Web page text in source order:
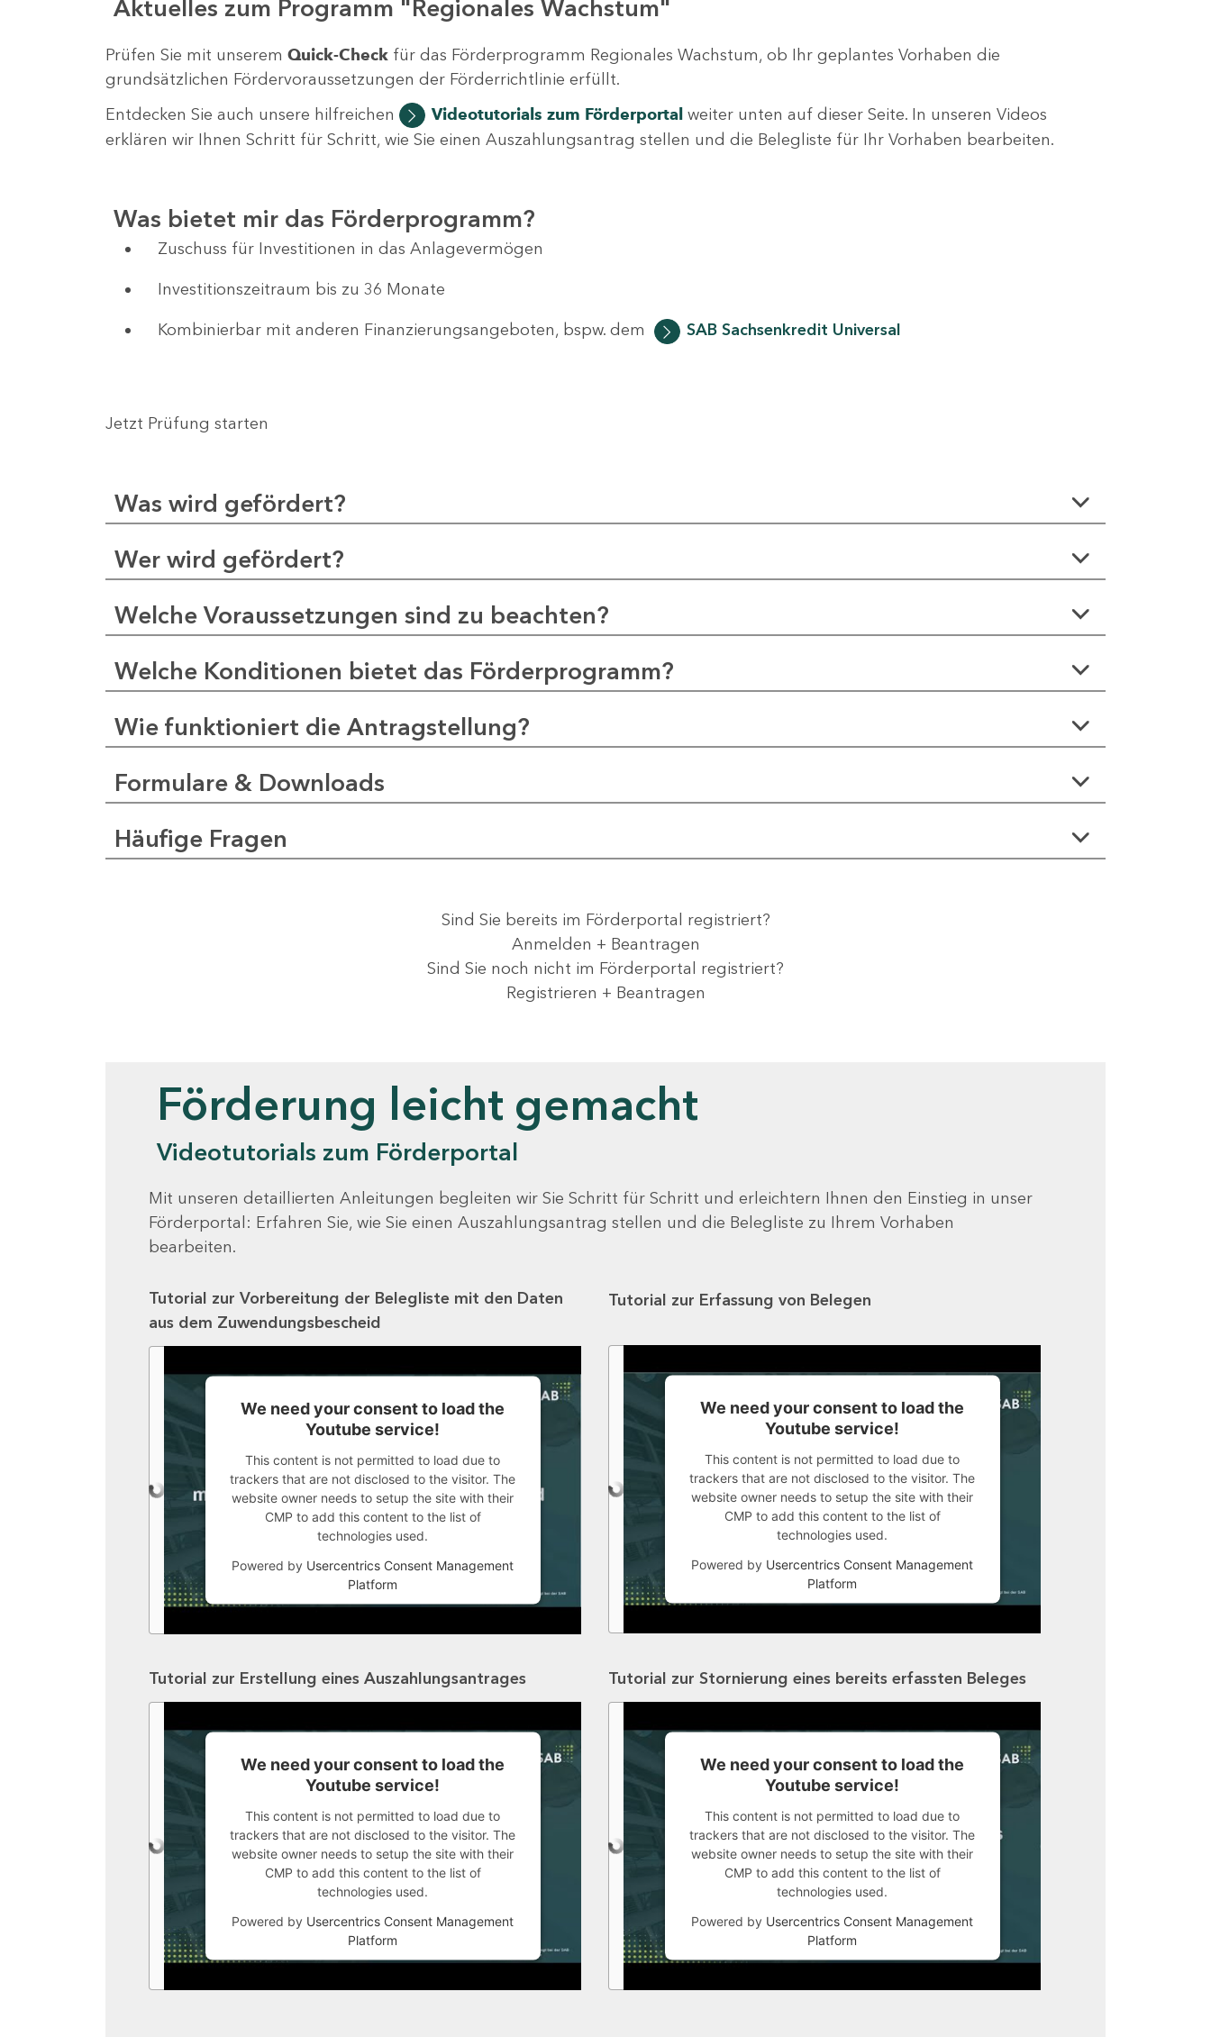
Aktuelles zum Programm "Regionales Wachstum"
Prüfen Sie mit unserem Quick-Check für das Förderprogramm Regionales Wachstum, ob Ihr geplantes Vorhaben die
grundsätzlichen Fördervoraussetzungen der Förderrichtlinie erfüllt.
Entdecken Sie auch unsere hilfreichen
Videotutorials zum Förderportalweiter unten auf dieser Seite. In unseren Videos
erklären wir Ihnen Schritt für Schritt, wie Sie einen Auszahlungsantrag stellen und die Belegliste für Ihr Vorhaben bearbeiten.
Was bietet mir das Förderprogramm?
Zuschuss für Investitionen in das Anlagevermögen
Investitionszeitraum bis zu 36 Monate
Kombinierbar mit anderen Finanzierungsangeboten, bspw. dem SAB Sachsenkredit Universal
Jetzt Prüfung starten
Was wird gefördert?
Wer wird gefördert?
Welche Voraussetzungen sind zu beachten?
Welche Konditionen bietet das Förderprogramm?
Wie funktioniert die Antragstellung?
Formulare & Downloads
Häufige Fragen
Sind Sie bereits im Förderportal registriert?
Anmelden + Beantragen
Sind Sie noch nicht im Förderportal registriert?
Registrieren + Beantragen
Förderung leicht gemacht
Videotutorials zum Förderportal
Mit unseren detaillierten Anleitungen begleiten wir Sie Schritt für Schritt und erleichtern Ihnen den Einstieg in unser
Förderportal: Erfahren Sie, wie Sie einen Auszahlungsantrag stellen und die Belegliste zu Ihrem Vorhaben
bearbeiten.
Tutorial zur Vorbereitung der Belegliste mit den Daten
aus dem Zuwendungsbescheid
We need your consent to load the
Youtube service!
This content is not permitted to load due to
trackers that are not disclosed to the visitor. The
website owner needs to setup the site with their
CMP to add this content to the list of
technologies used.
Powered by Usercentrics Consent Management
Platform
Tutorial zur Erfassung von Belegen
We need your consent to load the
Youtube service!
This content is not permitted to load due to
trackers that are not disclosed to the visitor. The
website owner needs to setup the site with their
CMP to add this content to the list of
technologies used.
Powered by Usercentrics Consent Management
Platform
Tutorial zur Erstellung eines Auszahlungsantrages
We need your consent to load the
Youtube service!
This content is not permitted to load due to
trackers that are not disclosed to the visitor. The
website owner needs to setup the site with their
CMP to add this content to the list of
technologies used.
Powered by Usercentrics Consent Management
Platform
Tutorial zur Stornierung eines bereits erfassten Beleges
We need your consent to load the
Youtube service!
This content is not permitted to load due to
trackers that are not disclosed to the visitor. The
website owner needs to setup the site with their
CMP to add this content to the list of
technologies used.
Powered by Usercentrics Consent Management
Platform